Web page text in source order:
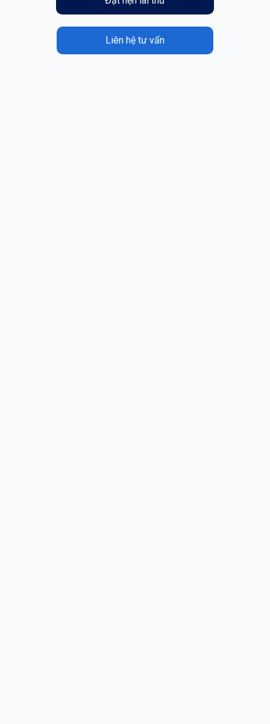
Liên hệ tư vấn